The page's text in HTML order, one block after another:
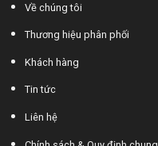
Về chúng tôi
Thương hiệu phân phối
Khách hàng
Tin tức
Liên hệ